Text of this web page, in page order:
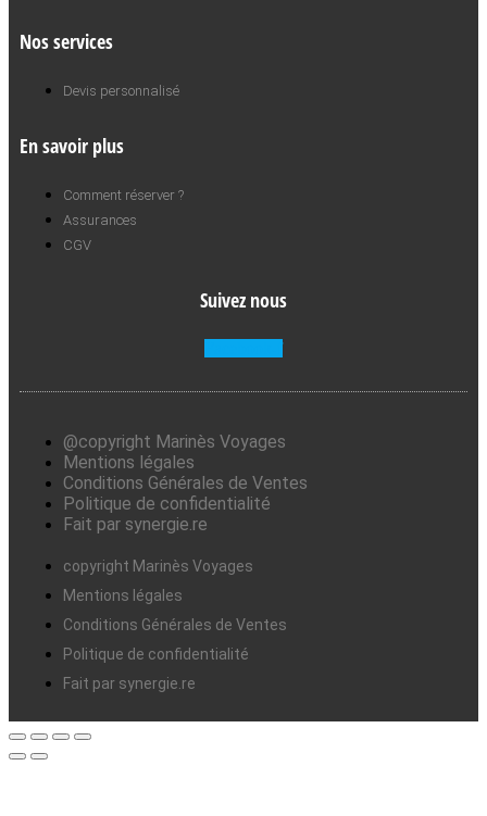
Nos services
Devis personnalisé
En savoir plus
Comment réserver ?
Assurances
CGV
Suivez nous
@copyright Marinès Voyages
Mentions légales
Conditions Générales de Ventes
Politique de confidentialité
Fait par synergie.re
copyright Marinès Voyages
Mentions légales
Conditions Générales de Ventes
Politique de confidentialité
Fait par synergie.re